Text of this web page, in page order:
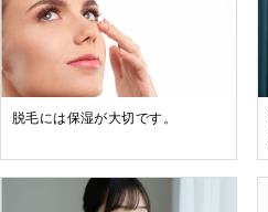
脱毛には保湿が大切です。